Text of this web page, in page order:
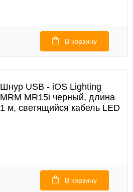
В корзину
Шнур USB - iOS Lighting
MRM MR15i черный, длина
1 м, светящийся кабель LED
В корзину